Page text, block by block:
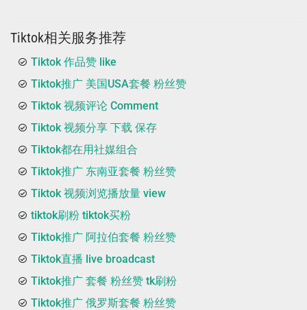
Tiktok相关服务推荐
Tiktok 作品赞 like
Tiktok推广 美国USA套餐 粉丝赞
Tiktok 视频评论 Comment
Tiktok 视频分享 下载 保存
Tiktok都在用社媒组合
Tiktok推广 东南亚套餐 粉丝赞
Tiktok 视频浏览播放量 view
tiktok刷粉 tiktok买粉
Tiktok推广 阿拉伯套餐 粉丝赞
Tiktok直播 live broadcast
Tiktok推广 套餐 粉丝赞 tk刷粉
Tiktok推广 俄罗斯套餐 粉丝赞